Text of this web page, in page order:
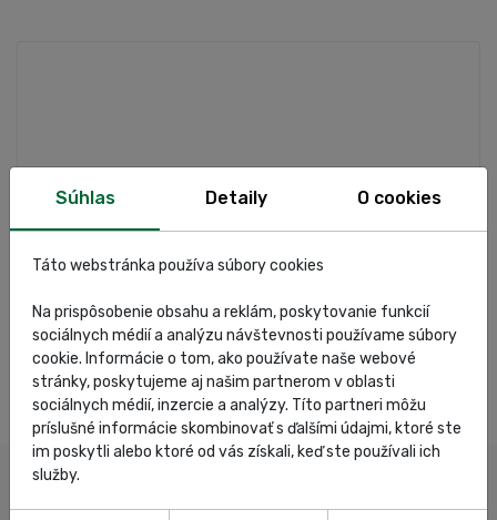
Súhlas Detaily O cookies
Táto webstránka používa súbory cookies
Na prispôsobenie obsahu a reklám, poskytovanie funkcií
sociálnych médií a analýzu návštevnosti používame súbory
cookie. Informácie o tom, ako používate naše webové
stránky, poskytujeme aj našim partnerom v oblasti
sociálnych médií, inzercie a analýzy. Títo partneri môžu
príslušné informácie skombinovať s ďalšími údajmi, ktoré ste
im poskytli alebo ktoré od vás získali, keď ste používali ich
služby.